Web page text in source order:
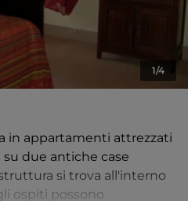
1/4
in appartamenti attrezzati
due antiche case
si trova all'interno
ospiti possono